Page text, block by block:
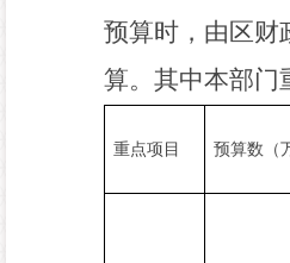
预算时，由区财
算。其中本部门
重点项目 预算数（